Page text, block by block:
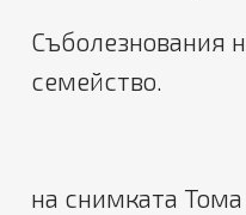
Съболезнования
семейство.
на снимката